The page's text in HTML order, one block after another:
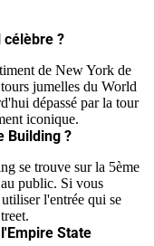
célèbre ?
de New York de
jumelles du World
dépassé par la tour
iconique.
Building ?
se trouve sur la 5ème
public. Si vous
l'entrée qui se
State